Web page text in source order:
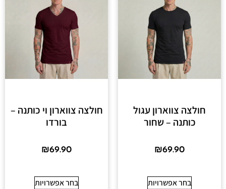
חולצה צווארון עגול
כותנה – שחור
₪69.90
בחר אפשרויות
חולצה צווארון וי כותנה –
בורדו
₪69.90
בחר אפשרויות